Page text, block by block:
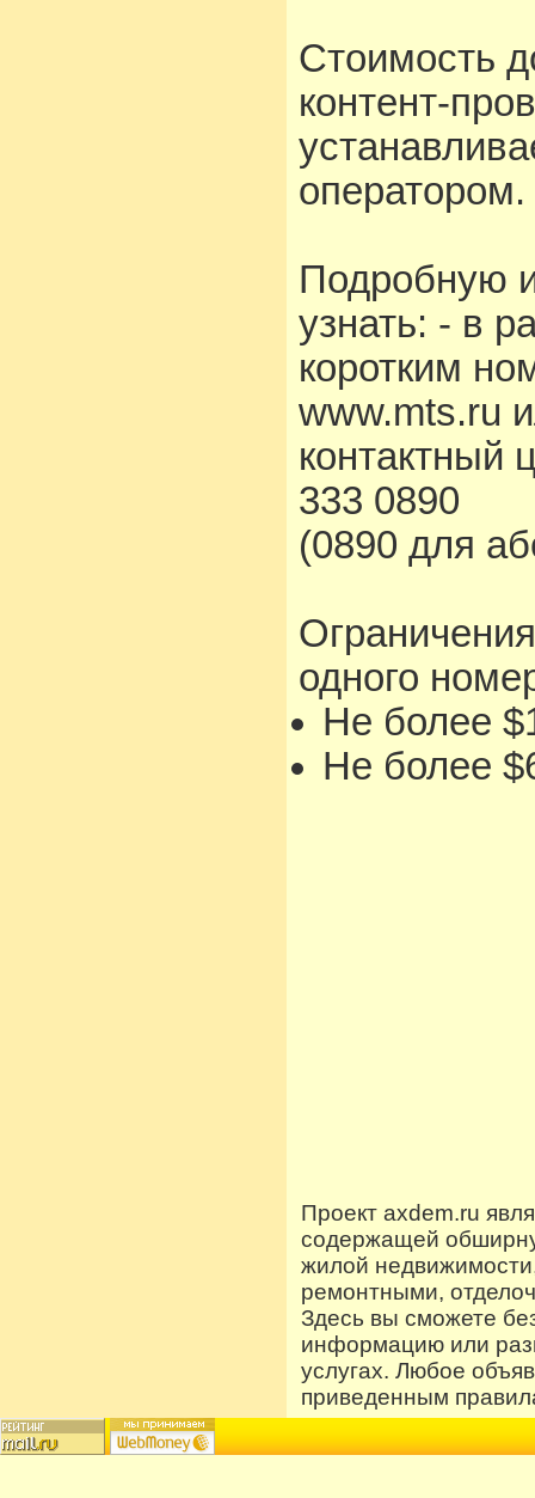
Стоимость
контент-
оператором.
Подробную
узнать: - в
коротким
www.mts.ru
контактный
333 0890
(0890 для
одного
Не более
Не более
Проект axdem.ru
содержащей
жилой
ремонтными,
Здесь вы сможете
информацию или
услугах. Любое
приведенным